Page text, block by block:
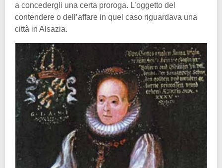
a concedergli una certa proroga. L’oggetto del
contendere o dell’affare in quel caso riguardava una
città in Alsazia.